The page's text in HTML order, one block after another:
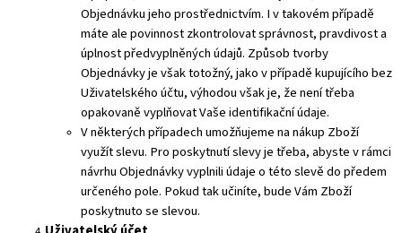
Objednávku jeho prostřednictvím. I v takovém případě
máte ale povinnost zkontrolovat správnost, pravdivost a
úplnost předvyplněných údajů. Způsob tvorby
Objednávky je však totožný, jako v případě kupujícího bez
Uživatelského účtu, výhodou však je, že není třeba
opakovaně vyplňovat Vaše identifikační údaje.
V některých případech umožňujeme na nákup Zboží
využít slevu. Pro poskytnutí slevy je třeba, abyste v rámci
návrhu Objednávky vyplnili údaje o této slevě do předem
určeného pole. Pokud tak učiníte, bude Vám Zboží
poskytnuto se slevou.